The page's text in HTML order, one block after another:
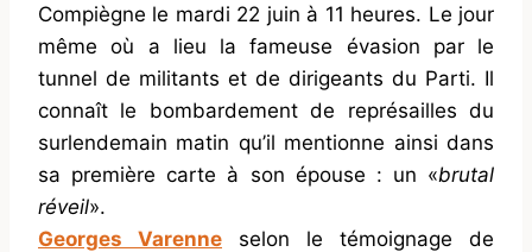
Compiègne le mardi 22 juin à 11 heures. Le jour
même où a lieu la fameuse évasion par le
tunnel de militants et de dirigeants du Parti. Il
connaît le bombardement de représailles du
surlendemain matin qu’il mentionne ainsi dans
sa première carte à son épouse : un «brutal
réveil».
Georges Varenne
selon le témoignage de